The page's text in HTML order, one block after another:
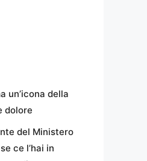
un’icona della
dolore
del Ministero
ce l’hai in